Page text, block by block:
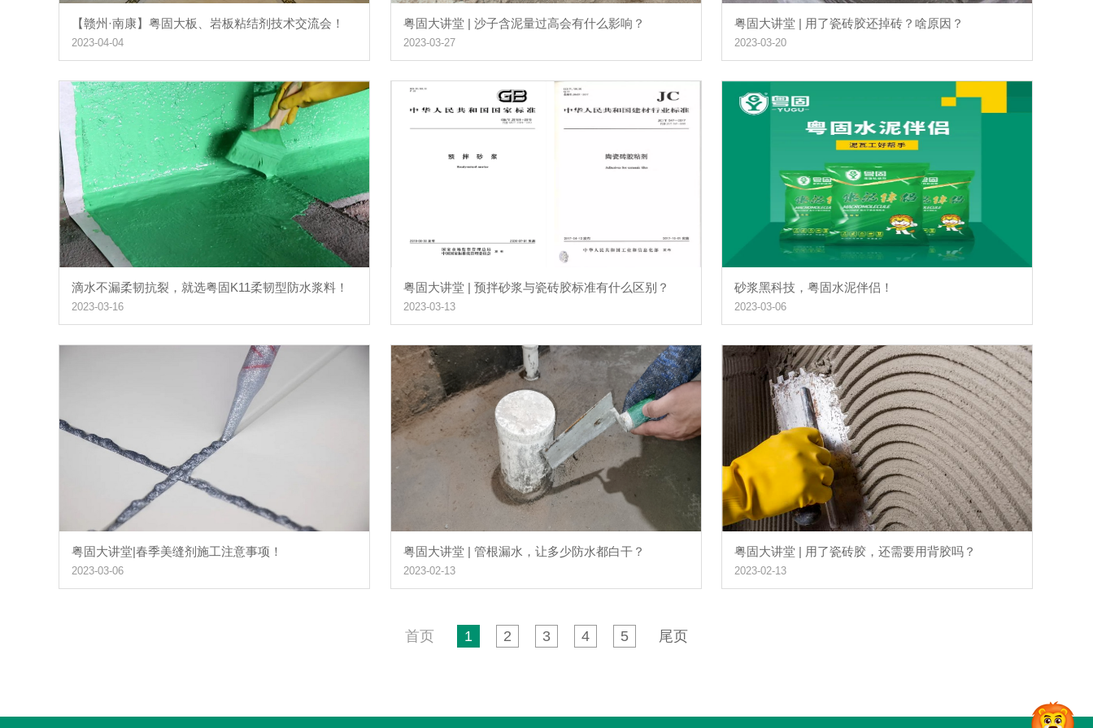
【赣州·南康】粤固大板、岩板粘结剂技术交流会！
2023-04-04
粤固大讲堂 | 沙子含泥量过高会有什么影响？
2023-03-27
粤固大讲堂 | 用了瓷砖胶还掉砖？啥原因？
2023-03-20
滴水不漏柔韧抗裂，就选粤固K11柔韧型防水浆料！
2023-03-16
粤固大讲堂 | 预拌砂浆与瓷砖胶标准有什么区别？
2023-03-13
砂浆黑科技，粤固水泥伴侣！
2023-03-06
粤固大讲堂|春季美缝剂施工注意事项！
2023-03-06
粤固大讲堂 | 管根漏水，让多少防水都白干？
2023-02-13
粤固大讲堂 | 用了瓷砖胶，还需要用背胶吗？
2023-02-13
首页 1 2 3 4 5 尾页